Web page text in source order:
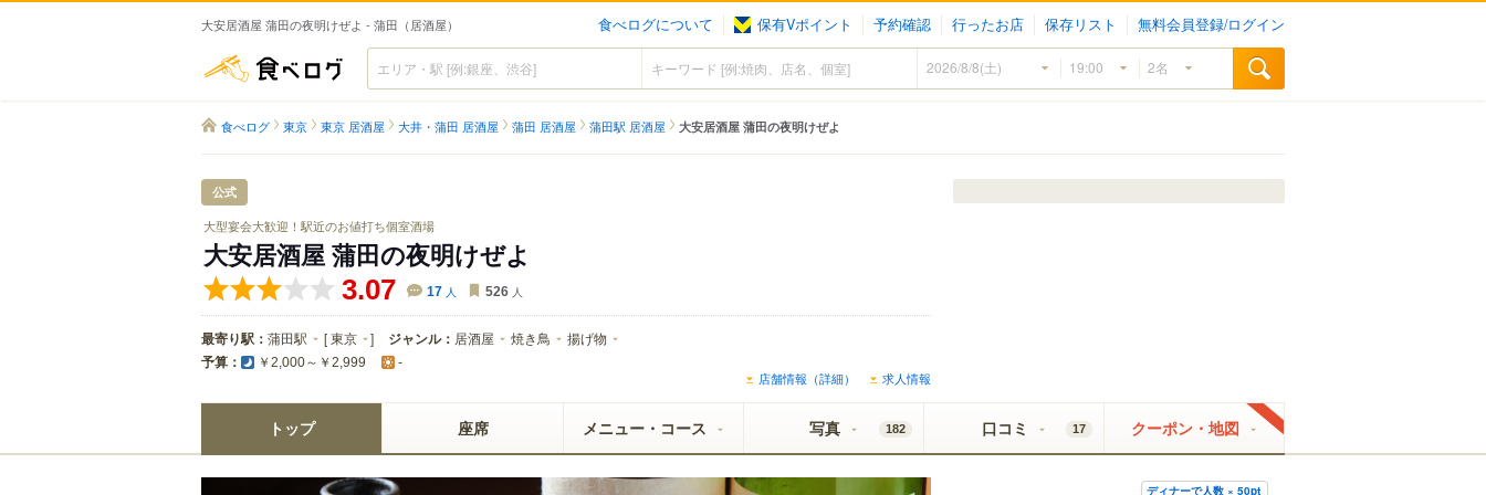
大安居酒屋 蒲田の夜明けぜよ - 蒲田（居酒屋） 食べログについて 保有Vポイント 予約確認 行ったお店 保存リスト 無料会員登録/ログイン
食べログ
食べログ 東京 東京 居酒屋 大井・蒲田 居酒屋 蒲田 居酒屋 蒲田駅 居酒屋 大安居酒屋 蒲田の夜明けぜよ
公式
大型宴会大歓迎！駅近のお値打ち個室酒場
大安居酒屋 蒲田の夜明けぜよ
3.07 17 人 526 人
最寄り駅： 蒲田駅 [東京 ] ジャンル： 居酒屋 焼き鳥 揚げ物
予算： ￥2,000～￥2,999 -
店舗情報（詳細） 求人情報
トップ 座席 メニュー・コース 写真 182 口コミ 17 クーポン・地図
ディナーで人数 × 50pt